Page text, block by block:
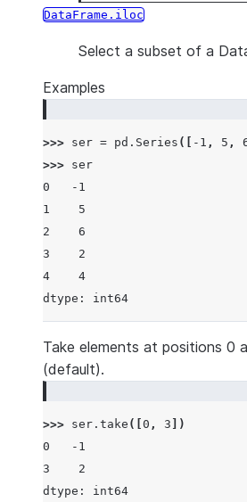
DataFrame.iloc
Select a subset of a
Examples
>>> ser = pd . Series ([ - 1 , 5 ,
>>> ser
0   -1
1    5
2    6
3    2
4    4
dtype: int64
Take elements at positions 0
(default).
>>> ser . take ([ 0 , 3 ])
0   -1
3    2
dtype: int64